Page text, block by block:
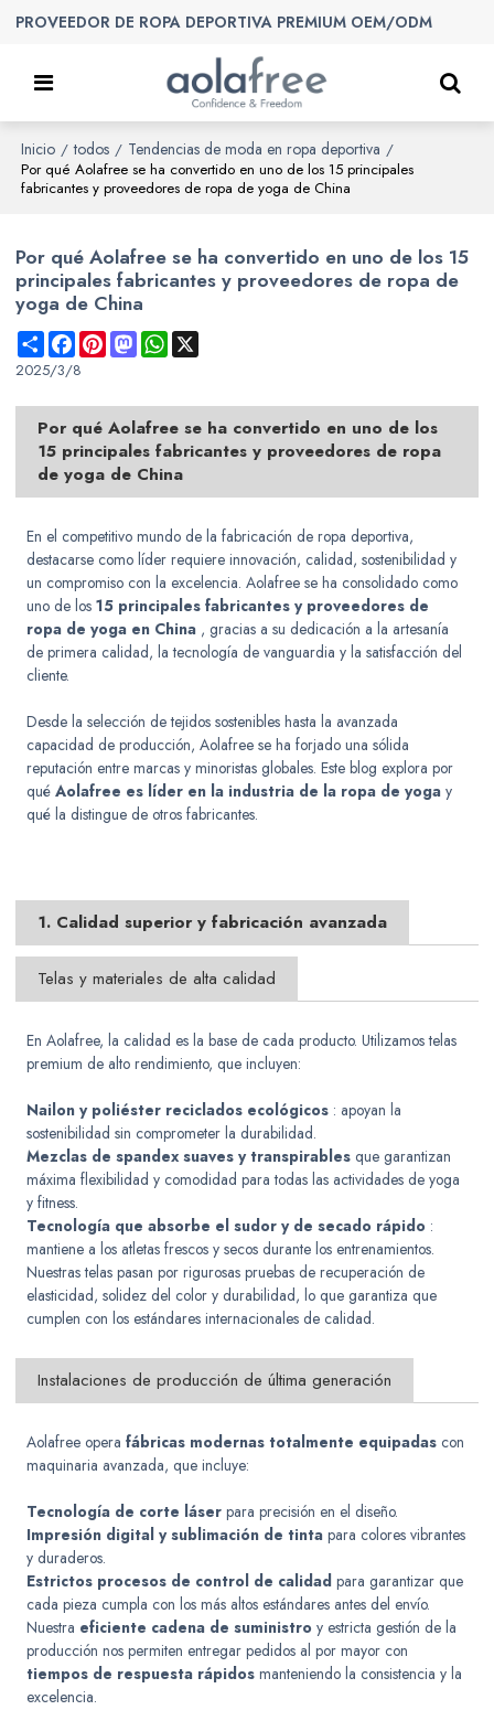
PROVEEDOR DE ROPA DEPORTIVA PREMIUM OEM/ODM
Inicio / todos / Tendencias de moda en ropa deportiva /
Por qué Aolafree se ha convertido en uno de los 15 principales
fabricantes y proveedores de ropa de yoga de China
Por qué Aolafree se ha convertido en uno de los 15
principales fabricantes y proveedores de ropa de
yoga de China
ShareFacebookPinterestMastodonWhatsApp
2025/3/8
Por qué Aolafree se ha convertido en uno de los
15 principales fabricantes y proveedores de ropa
de yoga de China
En el competitivo mundo de la fabricación de ropa deportiva,
destacarse como líder requiere innovación, calidad, sostenibilidad y
un compromiso con la excelencia. Aolafree se ha consolidado como
uno de los15 principales fabricantes y proveedores de
ropa de yoga en China , gracias a su dedicación a la artesanía
de primera calidad, la tecnología de vanguardia y la satisfacción del
cliente.
Desde la selección de tejidos sostenibles hasta la avanzada
capacidad de producción, Aolafree se ha forjado una sólida
reputación entre marcas y minoristas globales. Este blog explora por
quéAolafree es líder en la industria de la ropa de yoga y
qué la distingue de otros fabricantes.
1. Calidad superior y fabricación avanzada
Telas y materiales de alta calidad
En Aolafree, la calidad es la base de cada producto. Utilizamos telas
premium de alto rendimiento, que incluyen:
Nailon y poliéster reciclados ecológicos : apoyan la
sostenibilidad sin comprometer la durabilidad.
Mezclas de spandex suaves y transpirables que garantizan
máxima flexibilidad y comodidad para todas las actividades de yoga
y fitness.
Tecnología que absorbe el sudor y de secado rápido :
mantiene a los atletas frescos y secos durante los entrenamientos.
Nuestras telas pasan por rigurosas pruebas de recuperación de
elasticidad, solidez del color y durabilidad, lo que garantiza que
cumplen con los estándares internacionales de calidad.
Instalaciones de producción de última generación
Aolafree operafábricas modernas totalmente equipadas con
maquinaria avanzada, que incluye:
Tecnología de corte láser para precisión en el diseño.
Impresión digital y sublimación de tinta para colores vibrantes
y duraderos.
Estrictos procesos de control de calidad para garantizar que
cada pieza cumpla con los más altos estándares antes del envío.
Nuestra eficiente cadena de suministro y estricta gestión de la
producción nos permiten entregar pedidos al por mayor con
tiempos de respuesta rápidos manteniendo la consistencia y la
excelencia.